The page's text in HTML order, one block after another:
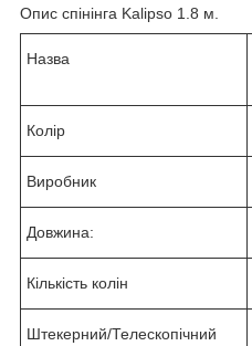
Опис спінінга Kalipso 1.8 м.
Назва
Колір
Виробник
Довжина:
Кількість колін
Штекерний/Телескопічний